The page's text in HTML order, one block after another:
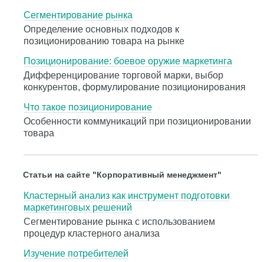
Сегментирование рынка
Определение основных подходов к
позиционированию товара на рынке
Позиционирование: боевое оружие маркетинга
Дифференцирование торговой марки, выбор
конкурентов, формулирование позиционирования
Что такое позиционирование
Особенности коммуникаций при позиционировании
товара
Статьи на сайте "Корпоративный менеджмент"
Кластерный анализ как инструмент подготовки
маркетинговых решений
Сегментирование рынка с использованием
процедур кластерного анализа
Изучение потребителей